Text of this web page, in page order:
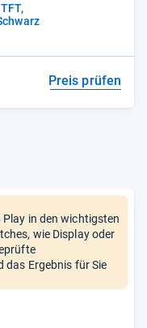
Preis prüfen
Play in den wichtigsten
wie Display oder
das Ergebnis für Sie